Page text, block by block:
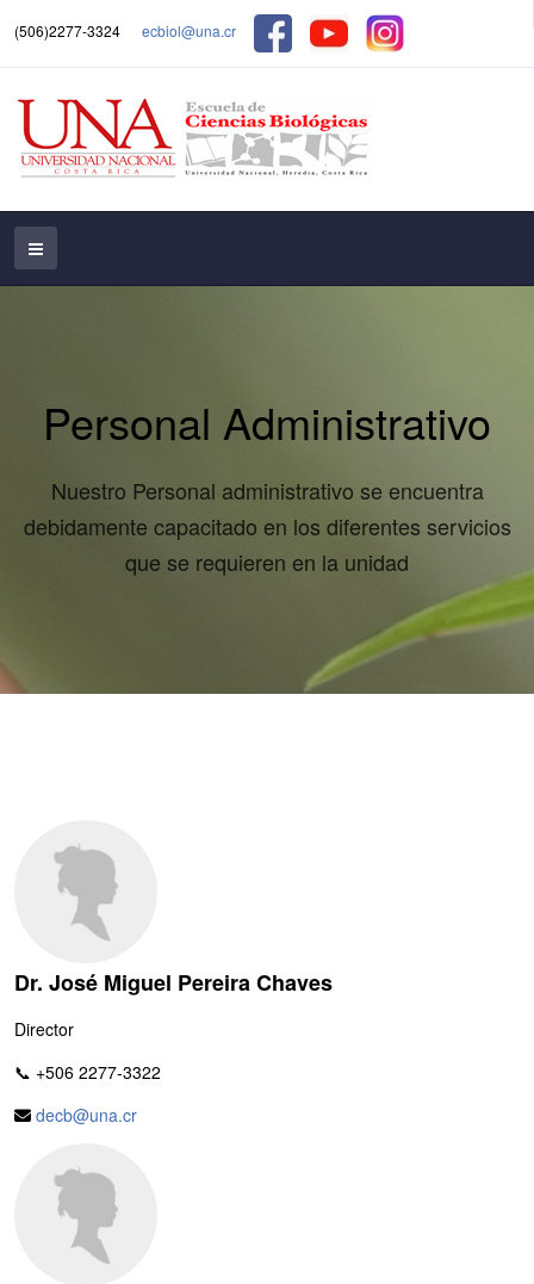
(506)2277-3324 ecbiol@una.cr
Personal Administrativo
Nuestro Personal administrativo se encuentra
debidamente capacitado en los diferentes servicios
que se requieren en la unidad
Dr. José Miguel Pereira Chaves
Director
📞 +506 2277-3322
decb@una.cr